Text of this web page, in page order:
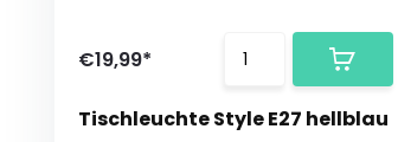
€19,99*
Tischleuchte Style E27 hellblau